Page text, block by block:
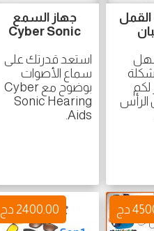
القمل
لكم
جهاز السمع
Cyber Sonic
استعد قدرتك على
سماع الأصوات
بوضوح مع Cyber
Sonic Hearing
Aids.
دج 2400.00 دج